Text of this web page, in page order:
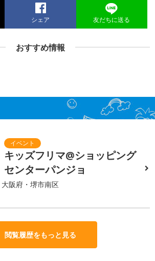
シェア 友だちに送る
おすすめ情報
キッズフリマ@ショッピング
センターパンジョ
大阪府・堺市南区
閲覧履歴をもっと見る